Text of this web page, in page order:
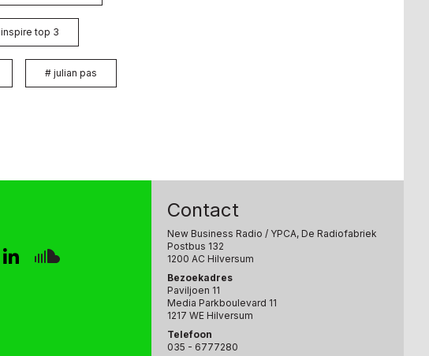
inspire top 3
# julian pas
Contact
New Business Radio / YPCA, De Radiofabriek
Postbus 132
1200 AC Hilversum
Bezoekadres
Paviljoen 11
Media Parkboulevard 11
1217 WE Hilversum
Telefoon
035 - 6777280